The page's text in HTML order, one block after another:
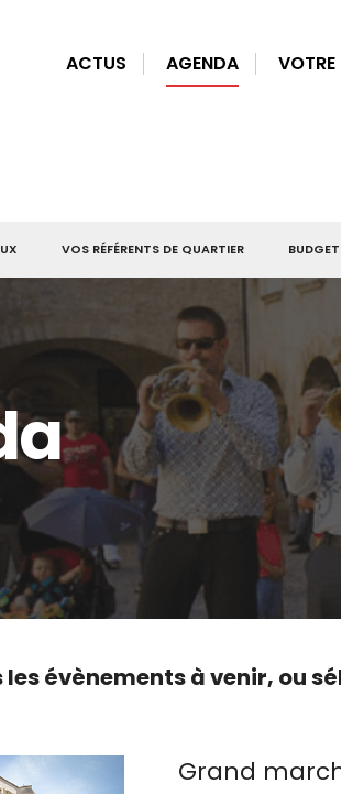
ACTUS AGENDA VOTRE
VOS RÉFÉRENTS DE QUARTIER
évènements à venir, ou
Grand